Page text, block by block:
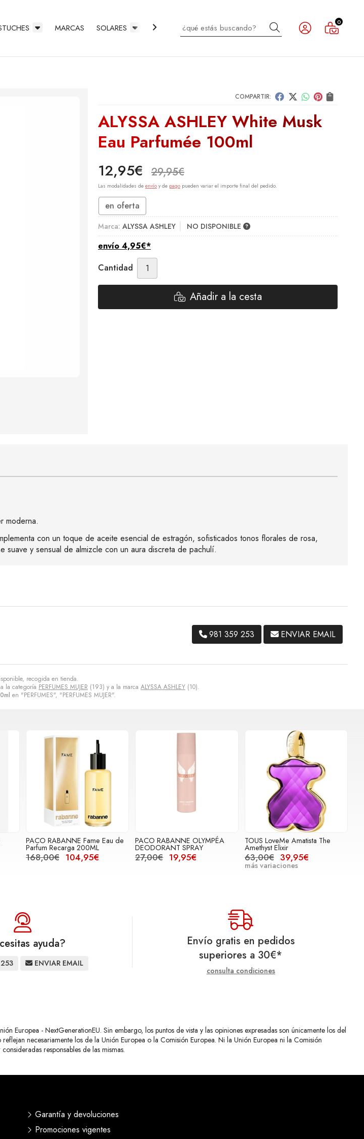
MARCAS SOLARES CABELLO INFANTIL NOVEDADES OUTLET
Buscar 0
COMPARTIR:
ALYSSA ASHLEY White Musk
Eau Parfumée 100ml
12,95€ 29,95€
Las modalidades de envío y de pago pueden variar el importe final del pedido.
en oferta
Marca: ALYSSA ASHLEY NO DISPONIBLE
envío 4,95€*
Cantidad
Añadir a la cesta
recogida en tienda.
la categoría PERFUMES MUJER (193) y a la marca ALYSSA ASHLEY (10).
en "PERFUMES", "PERFUMES MUJER".
moderna.
con un toque de aceite esencial de estragón, sofisticados tonos florales de rosa,
y sensual de almizcle con un aura discreta de pachulí.
981 359 253 ENVIAR EMAIL
PACO RABANNE Fame Eau de
Parfum Recarga 200ML
168,00€ 104,95€
PACO RABANNE OLYMPÉA
DEODORANT SPRAY
27,00€ 19,95€
TOUS LoveMe Amatista The
Amethyst Elixir
63,00€ 39,95€
más variaciones
ayuda?
ENVIAR EMAIL
Envío gratis en pedidos
superiores a 30€*
consulta condiciones
Europea - NextGenerationEU. Sin embargo, los puntos de vista y las opiniones expresadas son únicamente los del
necesariamente los de la Unión Europea o la Comisión Europea. Ni la Unión Europea ni la Comisión
responsables de las mismas.
Garantía y devoluciones
Promociones vigentes